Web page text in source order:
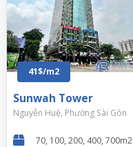
41$/m2
Sunwah Tower
Nguyễn Huệ, Phường Sài Gòn
70, 100, 200, 400, 700m2